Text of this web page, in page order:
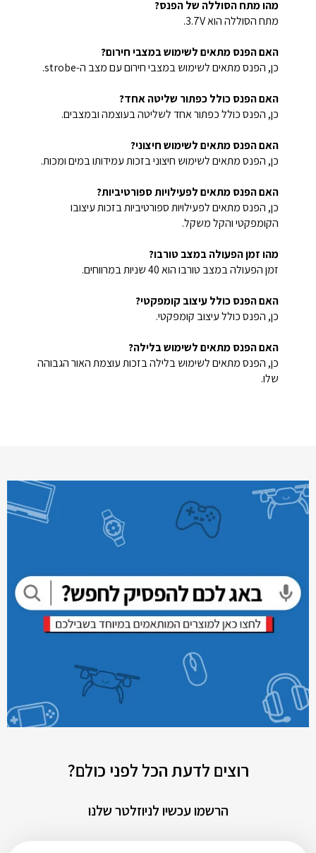
מהו מתח הסוללה של הפנס?
מתח הסוללה הוא 3.7V.
האם הפנס מתאים לשימוש במצבי חירום?
כן, הפנס מתאים לשימוש במצבי חירום עם מצב ה-strobe.
האם הפנס כולל כפתור שליטה אחד?
כן, הפנס כולל כפתור אחד לשליטה בעוצמה ובמצבים.
האם הפנס מתאים לשימוש חיצוני?
כן, הפנס מתאים לשימוש חיצוני בזכות עמידותו במים ומכות.
האם הפנס מתאים לפעילויות ספורטיביות?
כן, הפנס מתאים לפעילויות ספורטיביות בזכות עיצובו
הקומפקטי והקל משקל.
מהו זמן הפעולה במצב טורבו?
זמן הפעולה במצב טורבו הוא 40 שניות במרווחים.
האם הפנס כולל עיצוב קומפקטי?
כן, הפנס כולל עיצוב קומפקטי.
האם הפנס מתאים לשימוש בלילה?
כן, הפנס מתאים לשימוש בלילה בזכות עוצמת האור הגבוהה
שלו.
רוצים לדעת הכל לפני כולם?
הרשמו עכשיו לניוזלטר שלנו